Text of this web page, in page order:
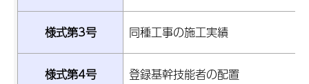
様式第3号 同種工事の施工実績
様式第4号 登録基幹技能者の配置